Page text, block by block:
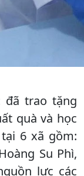
đã trao tặng
quà và học
6 xã gồm:
Su Phì,
lực các